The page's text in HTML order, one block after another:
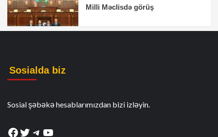
Milli Məclisdə görüş
Sosialda biz
Sosial şəbəkə hesablarımızdan bizi izləyin.
Facebook
Twitter
Telegram
YouTube